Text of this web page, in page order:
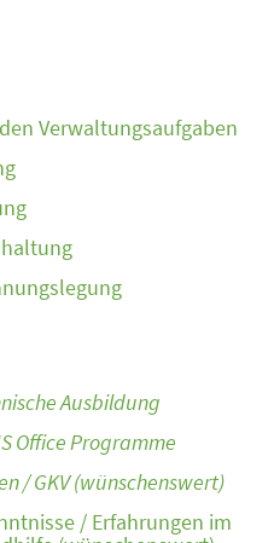
Verwaltungsaufgaben
Ausbildung
Office Programme
/ GKV (wünschenswert)
/ Erfahrungen im